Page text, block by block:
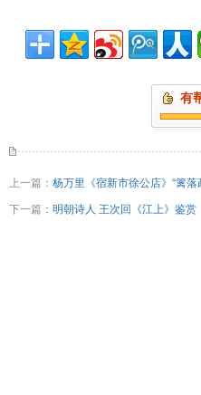
有
上一篇： 杨万里《宿新市徐公店》“篱
下一篇： 明朝诗人 王次回《江上》鉴赏